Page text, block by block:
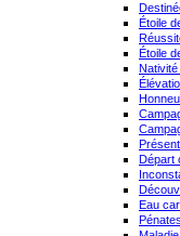
Étoile
Étoile
Départ
Eau